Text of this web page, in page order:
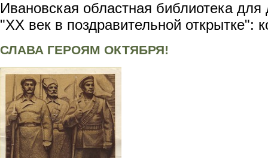
Ивановская областная библиотека
"XX век в поздравительной открытке":
СЛАВА ГЕРОЯМ ОКТЯБРЯ!